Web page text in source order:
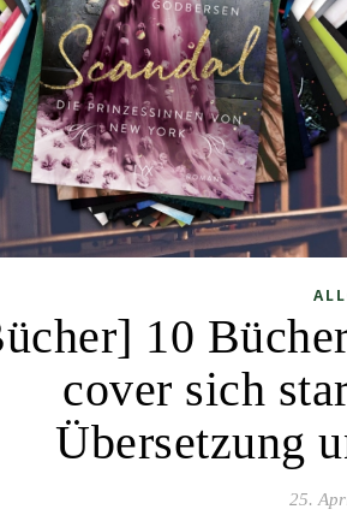
10
cover sich
Übersetzung
25.